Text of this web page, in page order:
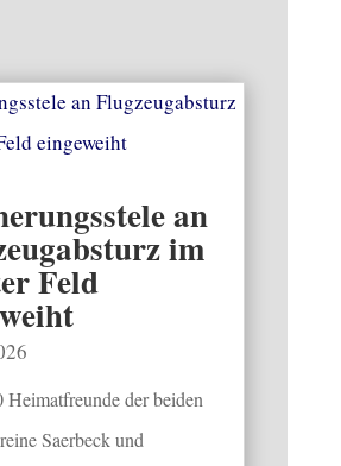
an
im
Feld
Heimatfreunde der beiden
Saerbeck und